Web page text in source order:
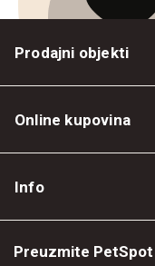
Prodajni objekti
Online kupovina
Info
Preuzmite